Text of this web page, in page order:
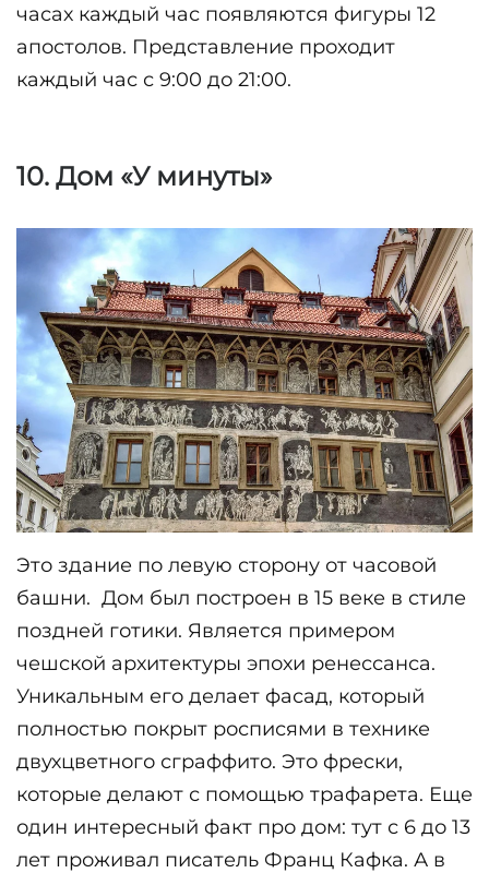
часах каждый час появляются фигуры 12
апостолов. Представление проходит
каждый час с 9:00 до 21:00.
10. Дом «У минуты»
Это здание по левую сторону от часовой
башни.  Дом был построен в 15 веке в стиле
поздней готики. Является примером
чешской архитектуры эпохи ренессанса.
Уникальным его делает фасад, который
полностью покрыт росписями в технике
двухцветного сграффито. Это фрески,
которые делают с помощью трафарета. Еще
один интересный факт про дом: тут с 6 до 13
лет проживал писатель Франц Кафка. А в